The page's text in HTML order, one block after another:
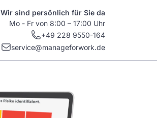
Wir sind persönlich für Sie da
Mo - Fr von 8:00 – 17:00 Uhr
+49 228 9550-164
service@manageforwork.de